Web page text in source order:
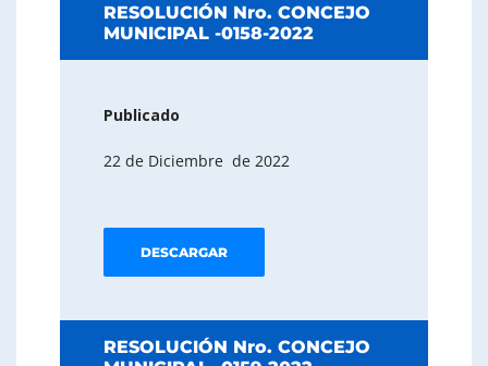
RESOLUCIÓN Nro. CONCEJO
MUNICIPAL -0158-2022
Publicado
22 de Diciembre de 2022
DESCARGAR
RESOLUCIÓN Nro. CONCEJO